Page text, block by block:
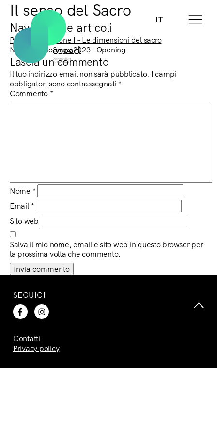
IT
Il senso del Sacro
Navigazione articoli
Previous:
Sessione I – Le dimensioni del sacro
Next:
SpazioSacro 2023 | Opening
Lascia un commento
Il tuo indirizzo email non sarà pubblicato. I campi
obbligatori sono contrassegnati *
Commento *
Nome *
Email *
Sito web
Salva il mio nome, email e sito web in questo browser per
la prossima volta che commento.
SEGUICI
Contatti
Privacy policy